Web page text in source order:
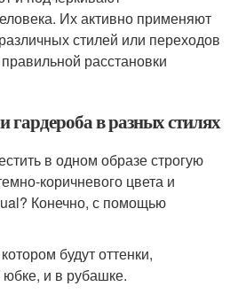
Их активно применяют
стилей или переходов
расстановки
гардероба в разных стилях
в одном образе строгую
коричневого цвета и
Конечно, с помощью
будут оттенки,
и в рубашке.